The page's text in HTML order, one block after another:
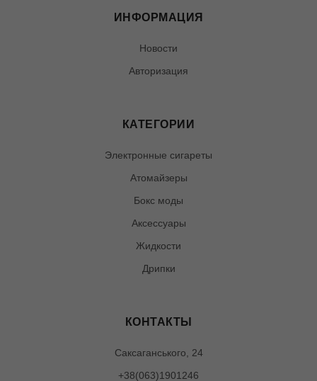
ИНФОРМАЦИЯ
Новости
Авторизация
КАТЕГОРИИ
Электронные сигареты
Атомайзеры
Бокс моды
Аксессуары
Жидкости
Дрипки
КОНТАКТЫ
Саксаганського, 24
+38(063)1901246